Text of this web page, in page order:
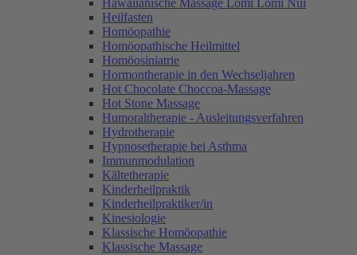
Hawaiianische Massage Lomi Lomi Nui
Heilfasten
Homöopathie
Homöopathische Heilmittel
Homöosiniatrie
Hormontherapie in den Wechseljahren
Hot Chocolate Choccoa-Massage
Hot Stone Massage
Humoraltherapie - Ausleitungsverfahren
Hydrotherapie
Hypnosetherapie bei Asthma
Immunmodulation
Kältetherapie
Kinderheilpraktik
Kinderheilpraktiker/in
Kinesiologie
Klassische Homöopathie
Klassische Massage